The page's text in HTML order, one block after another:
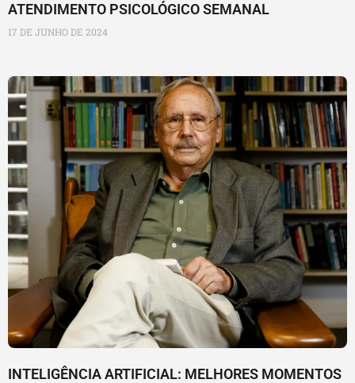
ATENDIMENTO PSICOLÓGICO SEMANAL
17 DE JUNHO DE 2024
INTELIGÊNCIA ARTIFICIAL: MELHORES MOMENTOS